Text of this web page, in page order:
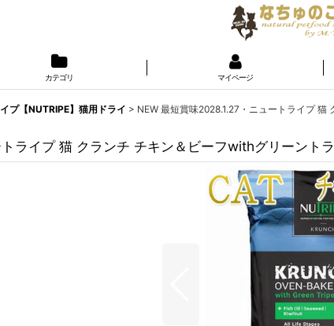
カテゴリ マイページ
プ【NUTRIPE】猫用ドライ > NEW 最短賞味2028.1.27・ニュートライプ
ライプ 猫 クランチ チキン＆ビーフwithグリーン